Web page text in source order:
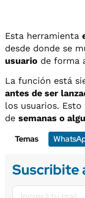
Esta herramienta
desde donde se
usuario de forma
La función está
antes de ser
los usuarios.
de semanas o
Temas
Suscribite